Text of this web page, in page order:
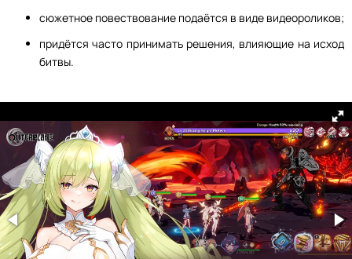
сюжетное повествование подаётся в виде видеороликов;
придётся часто принимать решения, влияющие на исход
битвы.